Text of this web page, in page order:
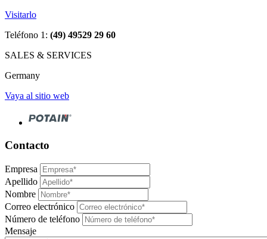
Visitarlo
Teléfono 1: (49) 49529 29 60
SALES & SERVICES
Germany
Vaya al sitio web
Contacto
Empresa
Apellido
Nombre
Correo electrónico
Número de teléfono
Mensaje